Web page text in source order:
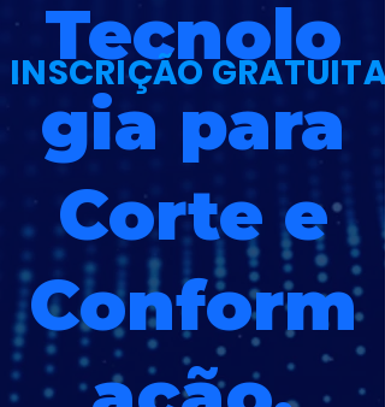
Tecnolo
gia para
Corte e
Conform
INSCRIÇÃO GRATUITA